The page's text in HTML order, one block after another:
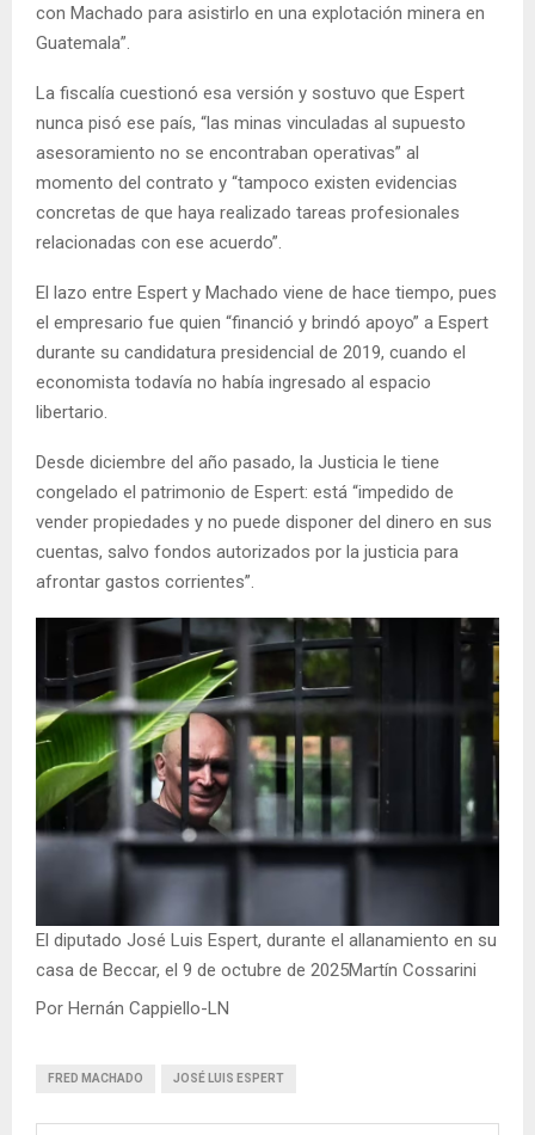
con Machado para asistirlo en una explotación minera en
Guatemala”.
La fiscalía cuestionó esa versión y sostuvo que Espert
nunca pisó ese país, “las minas vinculadas al supuesto
asesoramiento no se encontraban operativas” al
momento del contrato y “tampoco existen evidencias
concretas de que haya realizado tareas profesionales
relacionadas con ese acuerdo”.
El lazo entre Espert y Machado viene de hace tiempo, pues
el empresario fue quien “financió y brindó apoyo” a Espert
durante su candidatura presidencial de 2019, cuando el
economista todavía no había ingresado al espacio
libertario.
Desde diciembre del año pasado, la Justicia le tiene
congelado el patrimonio de Espert: está “impedido de
vender propiedades y no puede disponer del dinero en sus
cuentas, salvo fondos autorizados por la justicia para
afrontar gastos corrientes”.
El diputado José Luis Espert, durante el allanamiento en su
casa de Beccar, el 9 de octubre de 2025Martín Cossarini
Por Hernán Cappiello-LN
FRED MACHADO JOSÉ LUIS ESPERT